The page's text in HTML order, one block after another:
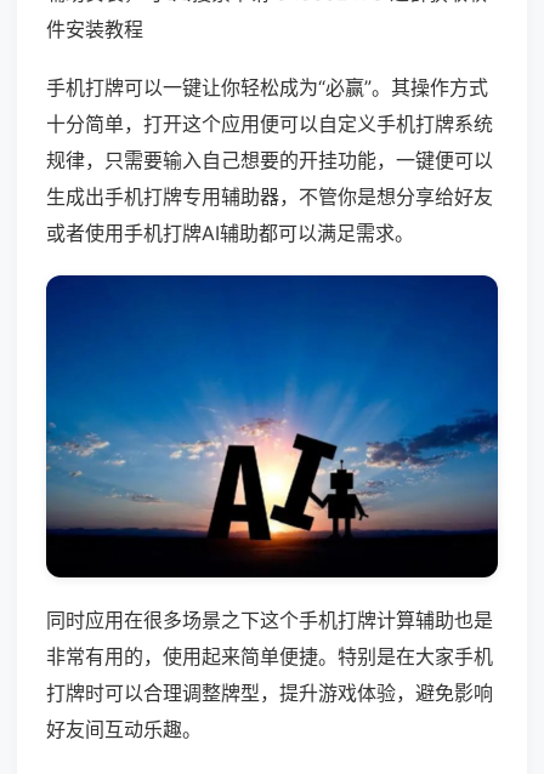
件安装教程
手机打牌可以一键让你轻松成为“必赢”。其操作方式
十分简单，打开这个应用便可以自定义手机打牌系统
规律，只需要输入自己想要的开挂功能，一键便可以
生成出手机打牌专用辅助器，不管你是想分享给好友
或者使用手机打牌AI辅助都可以满足需求。
同时应用在很多场景之下这个手机打牌计算辅助也是
非常有用的，使用起来简单便捷。特别是在大家手机
打牌时可以合理调整牌型，提升游戏体验，避免影响
好友间互动乐趣。